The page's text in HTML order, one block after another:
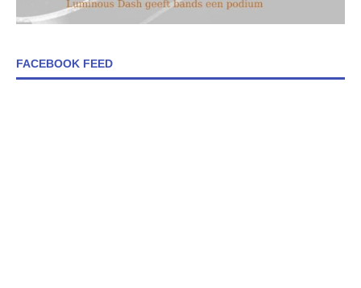
FACEBOOK FEED